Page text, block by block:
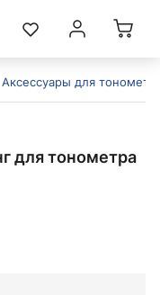
Аксессуары для
для тонометра